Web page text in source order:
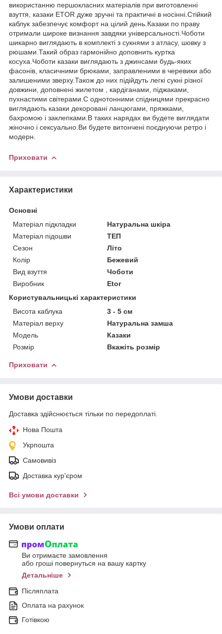
використанню першокласних матеріалів при виготовленні
взуття, казаки ETOR дуже зручні та практичні в носінні.Стійкий
каблук забезпечує комфорт на цілий день.Казаки по праву
отримали широке визнання завдяки універсальності.Чоботи
шикарно виглядають в комплекті з сукнями з атласу, шовку з
рюшами.Такий образ гармонійно доповнить куртка
косуха.Чоботи казаки виглядають з джинсами будь-яких
фасонів, класичними брюками, заправленими в черевики або
залишеними зверху.Також до них підійдуть легкі сукні різної
довжини, доповнені жилетом , кардіганами, піджаками,
пухнастими світерами.С однотонними спідницями прекрасно
виглядають казаки декоровані ланцюгами, пряжками,
бахромою і заклепками.В таких нарядах ви будете виглядати
жіночно і сексуально.Ви будете витончені поєднуючи ретро і
модерн.
Приховати
Характеристики
Основні
Матеріал підкладки
Натуральна шкіра
Матеріал підошви
ТЕП
Сезон
Літо
Колір
Бежевий
Вид взуття
Чоботи
Виробник
Etor
Користувальницькі характеристики
Висота каблука
3 - 5 см
Матеріал верху
Натуральна замша
Мoдель
Казаки
Розмір
Вкажіть розмір
Приховати
Умови доставки
Доставка здійснюється тільки по передоплаті.
Нова Пошта
Укрпошта
Самовивіз
Доставка кур'єром
Всі умови доставки
Умови оплати
Ви отримаєте замовлення
або гроші повернуться на вашу картку
Детальніше
Післяплата
Оплата на рахунок
Готівкою